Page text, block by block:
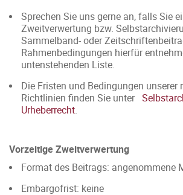
Sprechen Sie uns gerne an, falls Sie
Zweitverwertung bzw.
Sammelband- oder
Rahmenbedingungen hierfür
untenstehenden Liste.
Die Fristen und Bedingungen unserer
Richtlinien finden Sie unter
Urheberrecht.
Vorzeitige Zweitverwertung
Format des Beitrags: angenommene
Embargofrist: keine